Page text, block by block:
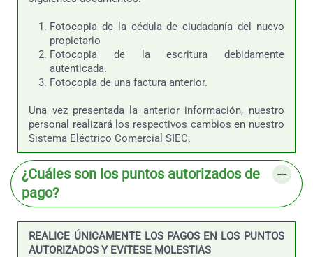
Fotocopia de la cédula de ciudadanía del nuevo
propietario
Fotocopia de la escritura debidamente
autenticada.
Fotocopia de una factura anterior.
Una vez presentada la anterior información, nuestro
personal realizará los respectivos cambios en nuestro
Sistema Eléctrico Comercial SIEC.
¿Cuáles son los puntos autorizados de
pago?
REALICE ÚNICAMENTE LOS PAGOS EN LOS PUNTOS
AUTORIZADOS Y EVíTESE MOLESTIAS